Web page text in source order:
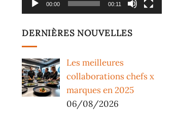
00:00 00:11
DERNIÈRES NOUVELLES
Les meilleures
collaborations chefs x
marques en 2025
06/08/2026